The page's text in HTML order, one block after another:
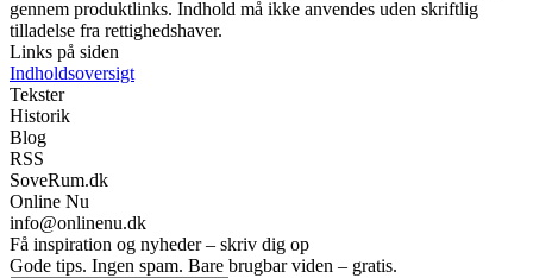
gennem produktlinks. Indhold må ikke anvendes uden skriftlig
tilladelse fra rettighedshaver.
Links på siden
Indholdsoversigt
Tekster
Historik
Blog
RSS
SoveRum.dk
Online Nu
info@onlinenu.dk
Få inspiration og nyheder – skriv dig op
Gode tips. Ingen spam. Bare brugbar viden – gratis.